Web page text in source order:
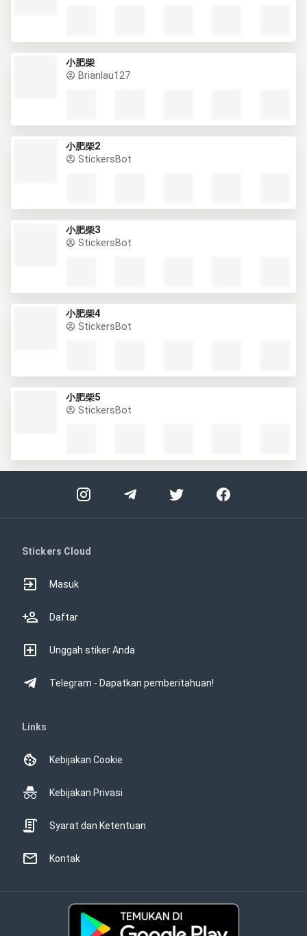
小肥柴
Brianlau127
小肥柴2
StickersBot
小肥柴3
StickersBot
小肥柴4
StickersBot
小肥柴5
StickersBot
Stickers Cloud
Masuk
Daftar
Unggah stiker Anda
Telegram - Dapatkan pemberitahuan!
Links
Kebijakan Cookie
Kebijakan Privasi
Syarat dan Ketentuan
Kontak